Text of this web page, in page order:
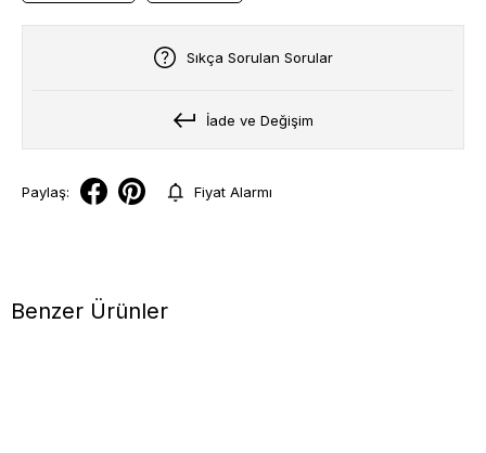
Sıkça Sorulan Sorular
İade ve Değişim
Paylaş: Fiyat Alarmı
Benzer Ürünler